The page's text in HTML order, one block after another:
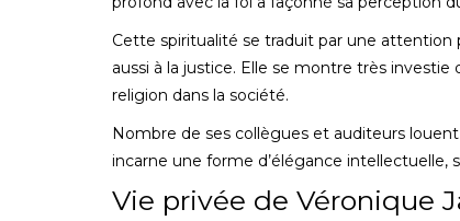
Cette spiritualité se traduit par une attention
aussi à la justice. Elle se montre très
religion dans la société.
Nombre de ses collègues et auditeurs
incarne une forme d’élégance intellectuelle,
Vie privée de Véronique